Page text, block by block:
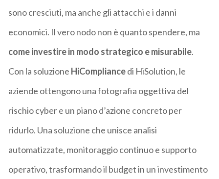
sono cresciuti, ma anche gli attacchi e i danni
economici. Il vero nodo non è quanto spendere, ma
come investire in modo strategico e misurabile.
Con la soluzione HiCompliancedi HiSolution, le
aziende ottengono una fotografia oggettiva del
rischio cyber e un piano d’azione concreto per
ridurlo. Una soluzione che unisce analisi
automatizzate, monitoraggio continuo e supporto
operativo, trasformando il budget in un investimento